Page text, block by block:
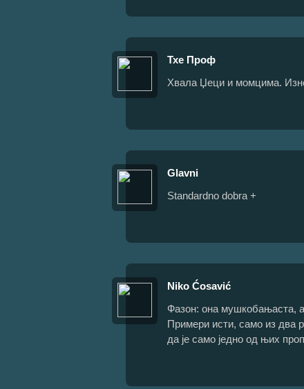
Тхе Проф
Хвала Џеци и момцима.
Glavni
Standardno dobra +
Niko Ćosavić
Фазон: она мушкобањаста, а
Примери исти, само из два
да је само једно од њих